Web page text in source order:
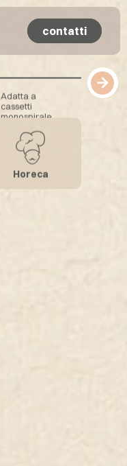
contatti
Adatta a
cassetti
monospirale
Farcito a mano
Horeca